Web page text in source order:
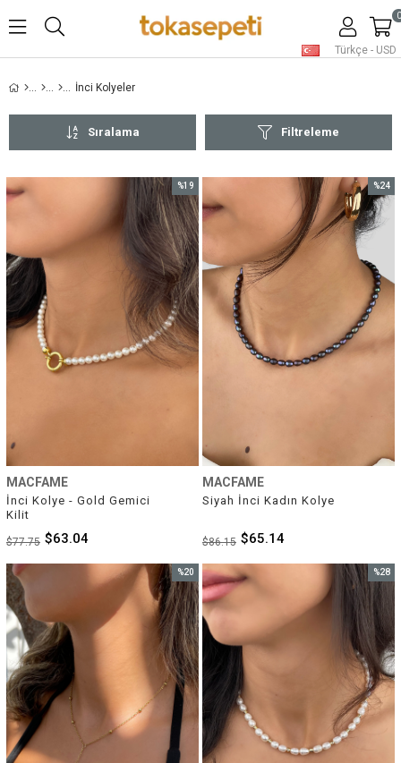
Türkçe - USD
0
İnci Kolyeler
Filtreleme
Sıralama
MACFAME
İnci Kolye - Gold Gemici
Kilit
$63.04
$77.75
%19
İndirim
%19İndirim
MACFAME
Siyah İnci Kadın Kolye
$65.14
$86.15
%24
İndirim
%20
İndirim
%20İndirim
%28
İndirim